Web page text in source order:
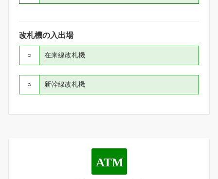
改札機の入出場
在来線改札機
○
新幹線改札機
○